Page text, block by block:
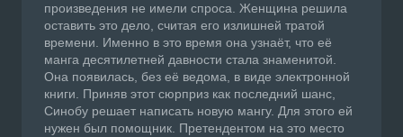
произведения не имели спроса. Женщина решила
оставить это дело, считая его излишней тратой
времени. Именно в это время она узнаёт, что её
манга десятилетней давности стала знаменитой.
Она появилась, без её ведома, в виде электронной
книги. Приняв этот сюрприз как последний шанс,
Синобу решает написать новую мангу. Для этого ей
нужен был помощник. Претендентом на это место